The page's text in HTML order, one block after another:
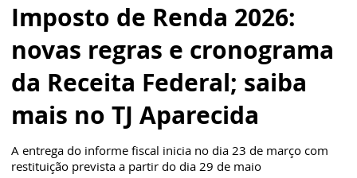
Imposto de Renda 2026:
novas regras e cronograma
da Receita Federal; saiba
mais no TJ Aparecida
A entrega do informe fiscal inicia no dia 23 de março com
restituição prevista a partir do dia 29 de maio